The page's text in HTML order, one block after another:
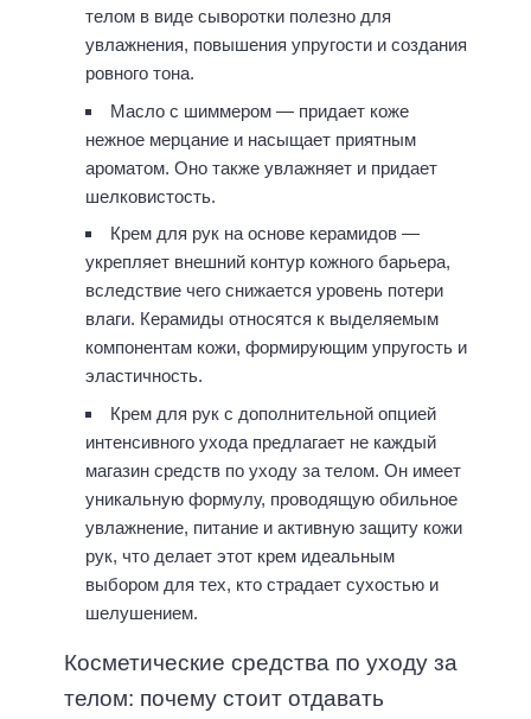
телом в виде сыворотки полезно для
увлажнения, повышения упругости и создания
ровного тона.
Масло с шиммером — придает коже
нежное мерцание и насыщает приятным
ароматом. Оно также увлажняет и придает
шелковистость.
Крем для рук на основе керамидов —
укрепляет внешний контур кожного барьера,
вследствие чего снижается уровень потери
влаги. Керамиды относятся к выделяемым
компонентам кожи, формирующим упругость и
эластичность.
Крем для рук с дополнительной опцией
интенсивного ухода предлагает не каждый
магазин средств по уходу за телом. Он имеет
уникальную формулу, проводящую обильное
увлажнение, питание и активную защиту кожи
рук, что делает этот крем идеальным
выбором для тех, кто страдает сухостью и
шелушением.
Косметические средства по уходу за
телом: почему стоит отдавать